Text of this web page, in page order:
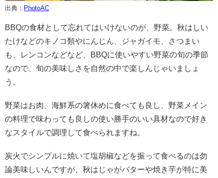
出典： PhotoAC
BBQの食材として忘れてはいけないのが、野菜。秋はしい
たけなどのキノコ類やにんじん、ジャガイモ、さつまい
も、レンコンなどなど、BBQに使いやすい野菜の旬の季節
なので、旬の美味しさを自然の中で楽しんじゃいましょ
う。
野菜はお肉、海鮮系の箸休めに食べても良し、野菜メイン
の料理で味わっても良しの使い勝手のいい具材なので好き
なスタイルで調理して食べられますね。
炭火でシンプルに焼いて塩胡椒などを振って食べるのは勿
論美味しいんですが、秋はじゃがバターや焼き芋が特に美